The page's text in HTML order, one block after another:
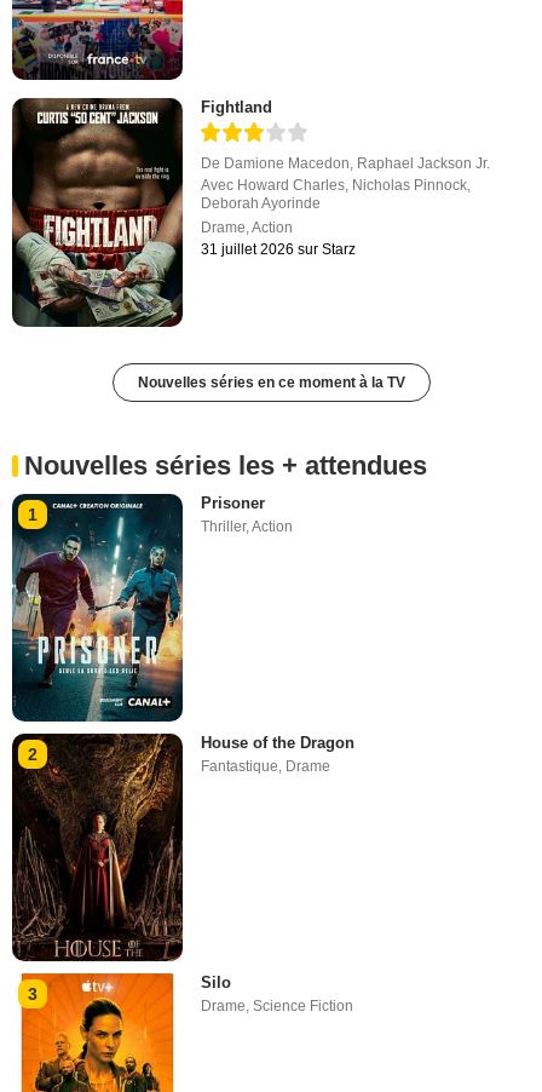
Fightland
De Damione Macedon, Raphael Jackson Jr.
Avec Howard Charles, Nicholas Pinnock,
Deborah Ayorinde
Drame,Action
31 juillet 2026 sur Starz
Nouvelles séries en ce moment à la TV
Nouvelles séries les + attendues
1
Prisoner
Thriller,Action
2
House of the Dragon
Fantastique, Drame
3
Silo
Drame,Science Fiction